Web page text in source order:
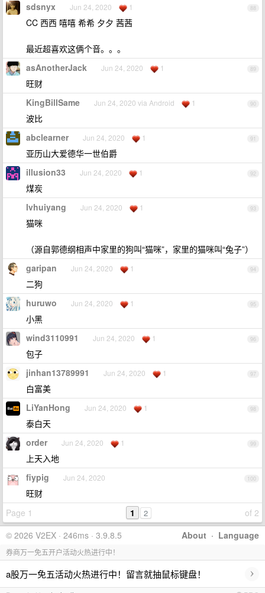
88
sdsnyx Jun 24, 2020 1
CC 西西 嘻嘻 希希 夕夕 茜茜
最近超喜欢这俩个音。。。
89
asAnotherJack Jun 24, 2020 1
旺财
90
KingBillSame Jun 24, 2020 via Android 1
波比
91
abclearner Jun 24, 2020 1
亚历山大爱德华一世伯爵
92
illusion33 Jun 24, 2020 1
煤炭
93
lvhuiyang Jun 24, 2020 1
猫咪
（源自郭德纲相声中家里的狗叫“猫咪”，家里的猫咪叫“兔子”）
94
garipan Jun 24, 2020 1
二狗
95
huruwo Jun 24, 2020 1
小黑
96
wind3110991 Jun 24, 2020 1
包子
97
jinhan13789991 Jun 24, 2020 1
白富美
98
LiYanHong Jun 24, 2020 1
泰白天
99
order Jun 24, 2020 1
上天入地
100
fiypig Jun 24, 2020
旺财
Page 1
of 2
1 2
About · Language
© 2026 V2EX · 246ms · 3.9.8.5
券商万一免五开户活动火热进行中！
a股万一免五活动火热进行中！留言就抽鼠标键盘！ ›